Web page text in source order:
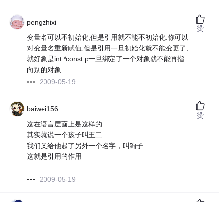
pengzhixi
变量名可以不初始化,但是引用就不能不初始化.你可以
对变量名重新赋值,但是引用一旦初始化就不能变更了,
就好象是int *const p一旦绑定了一个对象就不能再指
向别的对象.
2009-05-19
赞
baiwei156
这在语言层面上是这样的
其实就说一个孩子叫王二
我们又给他起了另外一个名字，叫狗子
这就是引用的作用
2009-05-19
赞